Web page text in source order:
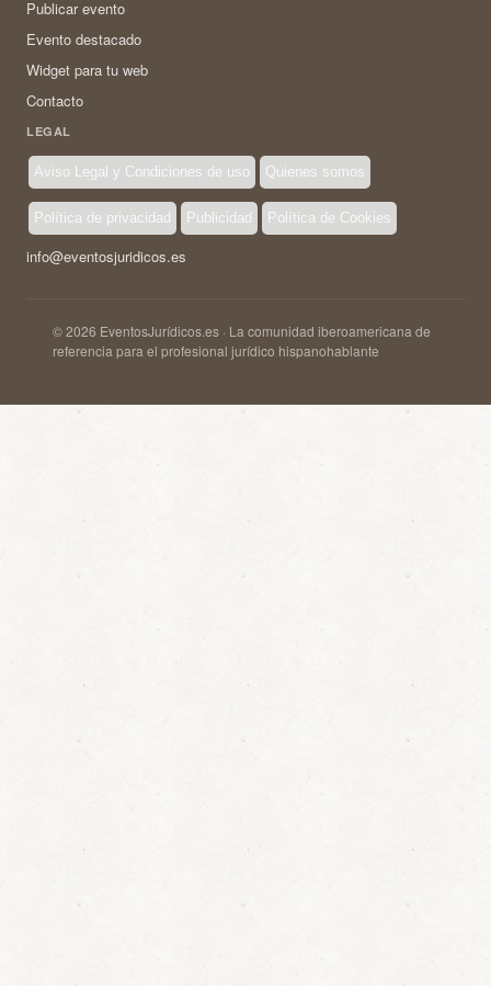
Publicar evento
Evento destacado
Widget para tu web
Contacto
LEGAL
Aviso Legal y Condiciones de uso Quienes somos
Política de privacidad Publicidad Política de Cookies
info@eventosjuridicos.es
© 2026 EventosJurídicos.es · La comunidad iberoamericana de
referencia para el profesional jurídico hispanohablante